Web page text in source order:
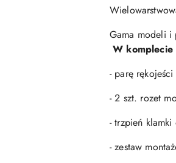
Gama modeli i
W komplecie
- parę
- 2 szt. rozet
- trzpień
- zestaw